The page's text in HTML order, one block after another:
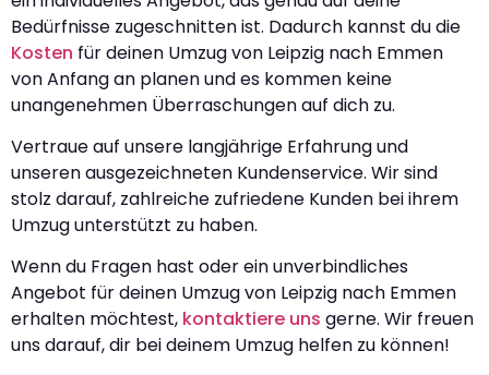
Bedürfnisse zugeschnitten ist. Dadurch kannst du die
Kosten für deinen Umzug von Leipzig nach Emmen
von Anfang an planen und es kommen keine
unangenehmen Überraschungen auf dich zu.
Vertraue auf unsere langjährige Erfahrung und
unseren ausgezeichneten Kundenservice. Wir sind
stolz darauf, zahlreiche zufriedene Kunden bei ihrem
Umzug unterstützt zu haben.
Wenn du Fragen hast oder ein unverbindliches
Angebot für deinen Umzug von Leipzig nach Emmen
erhalten möchtest, kontaktiere uns gerne. Wir freuen
uns darauf, dir bei deinem Umzug helfen zu können!